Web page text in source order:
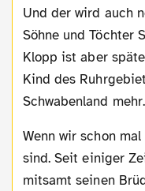
Und der wird auch
Söhne und Töchter
Klopp ist aber
Kind des
Schwabenland mehr.
Wenn wir schon mal bei familiären Verhältnissen
sind. Seit einiger
mitsamt seinen